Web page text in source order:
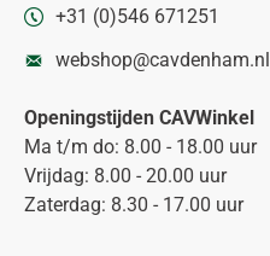
+31 (0)546 671251
webshop@cavdenham.nl
Openingstijden CAVWinkel
Ma t/m do: 8.00 - 18.00 uur
Vrijdag: 8.00 - 20.00 uur
Zaterdag: 8.30 - 17.00 uur